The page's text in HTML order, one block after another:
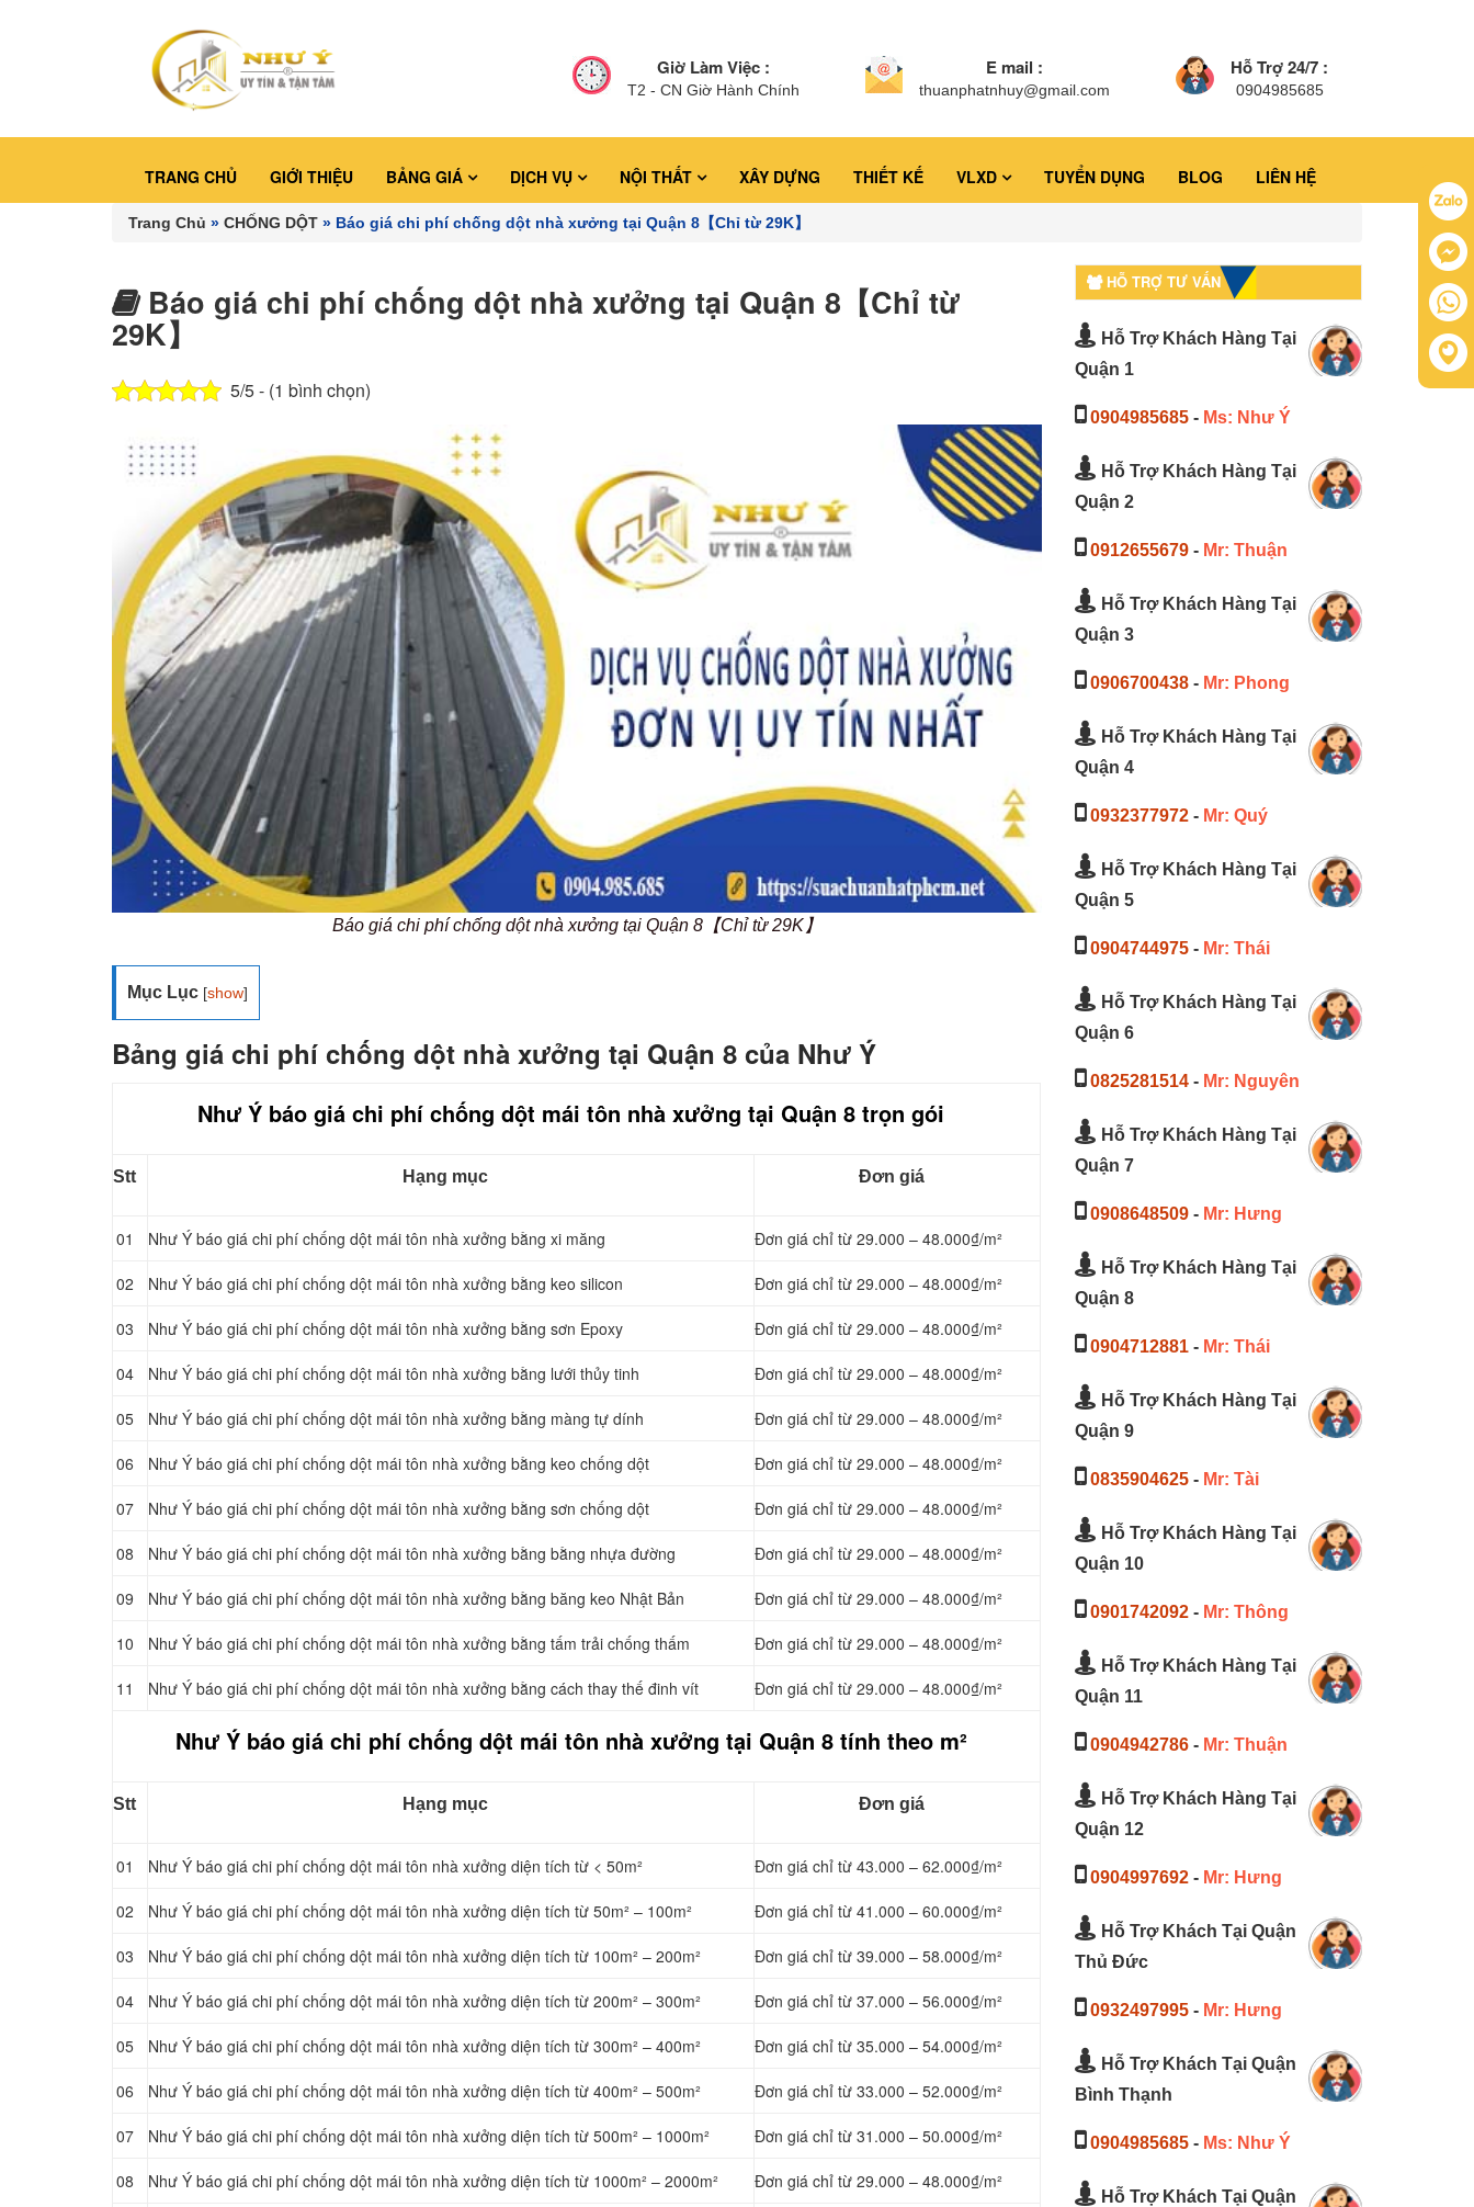
Giờ Làm Việc :
T2 - CN Giờ Hành Chính
E mail :
thuanphatnhuy@gmail.com
Hỗ Trợ 24/7 :
0904985685
TRANG CHỦ GIỚI THIỆU BẢNG GIÁ DỊCH VỤ NỘI THẤT XÂY DỰNG THIẾT KẾ VLXD TUYỂN DỤNG BLOG LIÊN HỆ
Trang Chủ » CHỐNG DỘT » Báo giá chi phí chống dột nhà xưởng tại Quận 8【Chỉ từ 29K】
Báo giá chi phí chống dột nhà xưởng tại Quận 8【Chỉ từ
29K】
5/5 - (1 bình chọn)
Báo giá chi phí chống dột nhà xưởng tại Quận 8【Chỉ từ 29K】
Mục Lục [show]
Bảng giá chi phí chống dột nhà xưởng tại Quận 8 của Như Ý
Như Ý báo giá chi phí chống dột mái tôn nhà xưởng tại Quận 8 trọn gói
Stt Hạng mục Đơn giá
01 Như Ý báo giá chi phí chống dột mái tôn nhà xưởng bằng xi măng Đơn giá chỉ từ 29.000 – 48.000₫/m²
02 Như Ý báo giá chi phí chống dột mái tôn nhà xưởng bằng keo silicon Đơn giá chỉ từ 29.000 – 48.000₫/m²
03 Như Ý báo giá chi phí chống dột mái tôn nhà xưởng bằng sơn Epoxy Đơn giá chỉ từ 29.000 – 48.000₫/m²
04 Như Ý báo giá chi phí chống dột mái tôn nhà xưởng bằng lưới thủy tinh Đơn giá chỉ từ 29.000 – 48.000₫/m²
05 Như Ý báo giá chi phí chống dột mái tôn nhà xưởng bằng màng tự dính Đơn giá chỉ từ 29.000 – 48.000₫/m²
06 Như Ý báo giá chi phí chống dột mái tôn nhà xưởng bằng keo chống dột Đơn giá chỉ từ 29.000 – 48.000₫/m²
07 Như Ý báo giá chi phí chống dột mái tôn nhà xưởng bằng sơn chống dột Đơn giá chỉ từ 29.000 – 48.000₫/m²
08 Như Ý báo giá chi phí chống dột mái tôn nhà xưởng bằng bằng nhựa đường Đơn giá chỉ từ 29.000 – 48.000₫/m²
09 Như Ý báo giá chi phí chống dột mái tôn nhà xưởng bằng băng keo Nhật Bản Đơn giá chỉ từ 29.000 – 48.000₫/m²
10 Như Ý báo giá chi phí chống dột mái tôn nhà xưởng bằng tấm trải chống thấm Đơn giá chỉ từ 29.000 – 48.000₫/m²
11 Như Ý báo giá chi phí chống dột mái tôn nhà xưởng bằng cách thay thế đinh vít Đơn giá chỉ từ 29.000 – 48.000₫/m²
Như Ý báo giá chi phí chống dột mái tôn nhà xưởng tại Quận 8 tính theo m²
Stt Hạng mục Đơn giá
01 Như Ý báo giá chi phí chống dột mái tôn nhà xưởng diện tích từ < 50m² Đơn giá chỉ từ 43.000 – 62.000₫/m²
02 Như Ý báo giá chi phí chống dột mái tôn nhà xưởng diện tích từ 50m² – 100m² Đơn giá chỉ từ 41.000 – 60.000₫/m²
03 Như Ý báo giá chi phí chống dột mái tôn nhà xưởng diện tích từ 100m² – 200m² Đơn giá chỉ từ 39.000 – 58.000₫/m²
04 Như Ý báo giá chi phí chống dột mái tôn nhà xưởng diện tích từ 200m² – 300m² Đơn giá chỉ từ 37.000 – 56.000₫/m²
05 Như Ý báo giá chi phí chống dột mái tôn nhà xưởng diện tích từ 300m² – 400m² Đơn giá chỉ từ 35.000 – 54.000₫/m²
06 Như Ý báo giá chi phí chống dột mái tôn nhà xưởng diện tích từ 400m² – 500m² Đơn giá chỉ từ 33.000 – 52.000₫/m²
07 Như Ý báo giá chi phí chống dột mái tôn nhà xưởng diện tích từ 500m² – 1000m² Đơn giá chỉ từ 31.000 – 50.000₫/m²
08 Như Ý báo giá chi phí chống dột mái tôn nhà xưởng diện tích từ 1000m² – 2000m² Đơn giá chỉ từ 29.000 – 48.000₫/m²
HỖ TRỢ TƯ VẤN
Hỗ Trợ Khách Hàng Tại
Quận 1
0904985685- Ms: Như Ý
Hỗ Trợ Khách Hàng Tại
Quận 2
0912655679- Mr: Thuận
Hỗ Trợ Khách Hàng Tại
Quận 3
0906700438- Mr: Phong
Hỗ Trợ Khách Hàng Tại
Quận 4
0932377972- Mr: Quý
Hỗ Trợ Khách Hàng Tại
Quận 5
0904744975- Mr: Thái
Hỗ Trợ Khách Hàng Tại
Quận 6
0825281514- Mr: Nguyên
Hỗ Trợ Khách Hàng Tại
Quận 7
0908648509- Mr: Hưng
Hỗ Trợ Khách Hàng Tại
Quận 8
0904712881- Mr: Thái
Hỗ Trợ Khách Hàng Tại
Quận 9
0835904625- Mr: Tài
Hỗ Trợ Khách Hàng Tại
Quận 10
0901742092- Mr: Thông
Hỗ Trợ Khách Hàng Tại
Quận 11
0904942786- Mr: Thuận
Hỗ Trợ Khách Hàng Tại
Quận 12
0904997692- Mr: Hưng
Hỗ Trợ Khách Tại Quận
Thủ Đức
0932497995- Mr: Hưng
Hỗ Trợ Khách Tại Quận
Bình Thạnh
0904985685- Ms: Như Ý
Hỗ Trợ Khách Tại Quận